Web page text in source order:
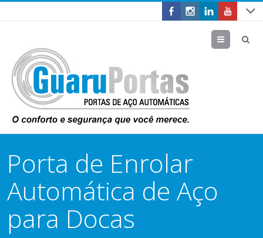
Menu
Porta de Enrolar
Automática de Aço
para Docas